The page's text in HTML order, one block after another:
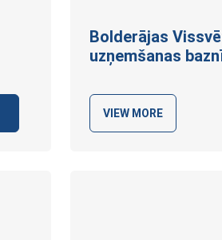
Bolderājas
uzņemšanas
VIEW MORE